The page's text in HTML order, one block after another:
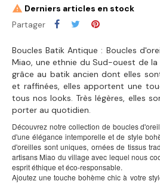
Derniers articles en stock
Partager
Boucles Batik Antique : Boucles
Miao, une ethnie du Sud-ouest de
grâce au batik ancien dont elles
et raffinées, elles apportent une
tous nos looks. Très légères, elles
porter au quotidien.
Découvrez notre collection de boucles
d'une élégance intemporelle et de style
d'oreilles sont uniques, ornées de tissus
artisans Miao du village avec lequel nous
esprit éthique et éco-responsable.
Ajoutez une touche bohème chic à votre